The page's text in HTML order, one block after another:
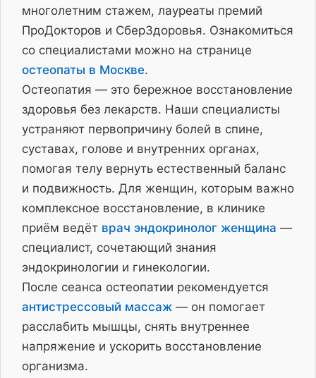
многолетним стажем, лауреаты премий
ПроДокторов и СберЗдоровья. Ознакомиться
со специалистами можно на странице
остеопаты в Москве.
Остеопатия — это бережное восстановление
здоровья без лекарств. Наши специалисты
устраняют первопричину болей в спине,
суставах, голове и внутренних органах,
помогая телу вернуть естественный баланс
и подвижность. Для женщин, которым важно
комплексное восстановление, в клинике
приём ведёт врач эндокринолог женщина —
специалист, сочетающий знания
эндокринологии и гинекологии.
После сеанса остеопатии рекомендуется
антистрессовый массаж — он помогает
расслабить мышцы, снять внутреннее
напряжение и ускорить восстановление
организма.